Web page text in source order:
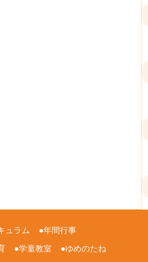
ュラム
年間行事
学童教室
ゆめのたね